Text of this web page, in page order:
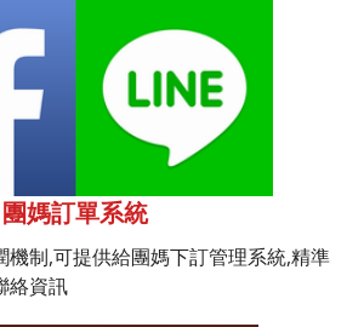
團媽訂單系統
機制,可提供給團媽下訂管理系統,精準
絡資訊